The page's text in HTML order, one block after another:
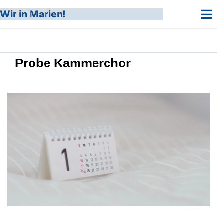
Wir in Marien!
Probe Kammerchor